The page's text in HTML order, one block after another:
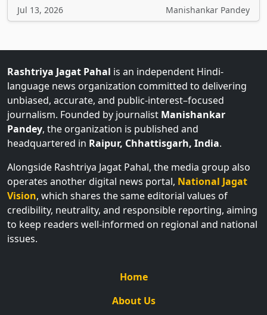
Jul 13, 2026 Manishankar Pandey
Rashtriya Jagat Pahal is an independent Hindi-
language news organization committed to delivering
unbiased, accurate, and public-interest–focused
journalism. Founded by journalist Manishankar
Pandey, the organization is published and
headquartered in Raipur, Chhattisgarh, India.
Alongside Rashtriya Jagat Pahal, the media group also
operates another digital news portal, National Jagat
Vision, which shares the same editorial values of
credibility, neutrality, and responsible reporting, aiming
to keep readers well-informed on regional and national
issues.
Home
About Us